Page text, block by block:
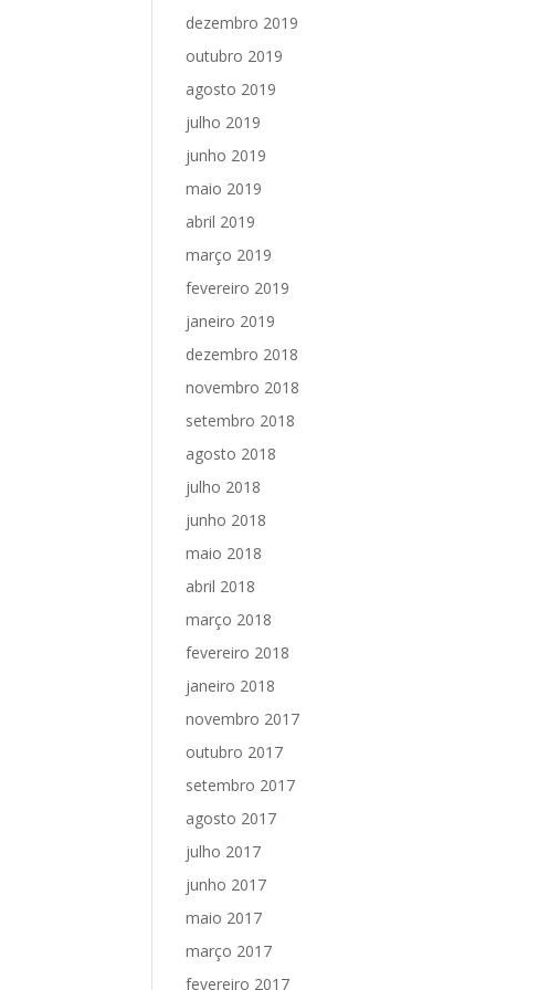
dezembro 2019
outubro 2019
agosto 2019
julho 2019
junho 2019
maio 2019
abril 2019
março 2019
fevereiro 2019
janeiro 2019
dezembro 2018
novembro 2018
setembro 2018
agosto 2018
julho 2018
junho 2018
maio 2018
abril 2018
março 2018
fevereiro 2018
janeiro 2018
novembro 2017
outubro 2017
setembro 2017
agosto 2017
julho 2017
junho 2017
maio 2017
março 2017
fevereiro 2017